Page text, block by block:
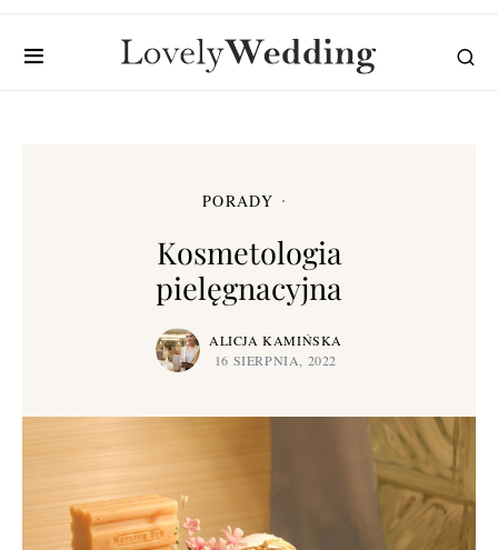
PORADY
Kosmetologia
pielęgnacyjna
ALICJA KAMIŃSKA
16 SIERPNIA, 2022